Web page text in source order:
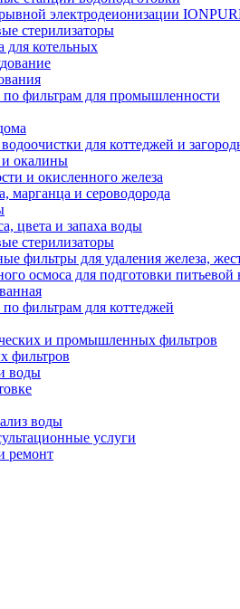
электродеионизации
стерилизаторы
для котельных
фильтрам для промышленности
для коттеджей и
и окалины
и окисленного железа
марганца и сероводорода
цвета и запаха воды
стерилизаторы
фильтры для удаления железа,
осмоса для подготовки питьевой
фильтрам для коттеджей
и промышленных фильтров
фильтров
воды
воды
услуги
ремонт